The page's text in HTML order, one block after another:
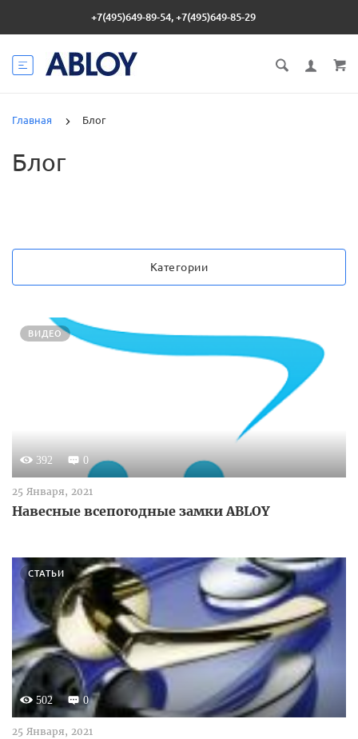
+7(495)649-89-54, +7(495)649-85-29
Главная Блог
Блог
Категории
ВИДЕО
392 0
25 Января, 2021
Навесные всепогодные замки ABLOY
СТАТЬИ
502 0
25 Января, 2021